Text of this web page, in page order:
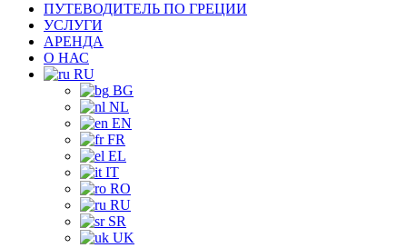
ПУТЕВОДИТЕЛЬ ПО ГРЕЦИИ
УСЛУГИ
АРЕНДА
О НАС
RU
BG
NL
EN
FR
EL
IT
RO
RU
SR
UK